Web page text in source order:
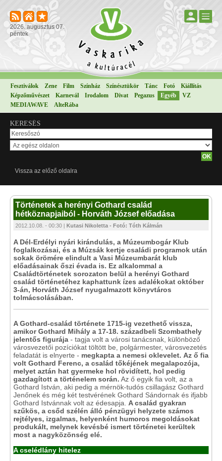
2026. augusztus 07.
péntek
Fesztiválok Zene Film Színház Színésztükör Tánc Fotó
Kiállítás
Képzőművészet
Karnevál Irodalom Divat Pegazus Egyéb
VZ
MEDIAWAVE
AlteRába
KERESÉS
Vissza az előző oldalra
Történetek a herényi Gothard család
hétköznapjaiból - Horváth József előadása
2012.10.08. - 00:30 | Kutasi Nikoletta - Fotó: Tóth Kálmán
A Dél-Erdélyi nyári kirándulás, a Múzeumbogár Klub
foglalkozásai, és a Múzsák kertje családi programok után
sokak örömére elindult a Vasi Múzeumbarát klub
előadásainak őszi évada is. Ez alkalommal a
Családtörténetek sorozaton belül a herényi Gothard
család történetéhez kaphattunk ízes adalékokat október
3-án, Horváth József nyugalmazott könyvtáros
tolmácsolásában.
A Gothard-család története 1715-ig vezethető vissza,
amikor Gothard Mihály a 17-18. századbeli Szombathely
jelentős figurája - tagja volt a városi tanácsnak, különböző
városvezetői pozíciókat töltött be, polgármester, városvezetés
feladatát is elnyerte - megkapta a nemesi oklevelet. Az ő fia
volt Gothard Ferenc, a család tőkéjének megalapozója,
melyet aztán hat gyermeke hol rövidített, hol pedig
gazdagított a történelem során. Az ő egyik fia volt, az a
Gothard István, aki pedig a mérnök-tudós csillagász Gothard
Jenőnek és még két testvérének Gothard Sándornak és ifjabb
Gothard Istvánnak volt az édesapja. A család gyakran
szűkös, a csőd szélén álló pénzügyi helyzete számos
rejtélyes, izgalmas, helyenként humoros megoldásokat
produkált, melynek kevésbé ismert történetei kerültek
most a nagyközönség elé.
A cselédlány hitelez